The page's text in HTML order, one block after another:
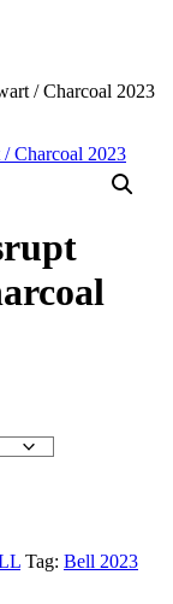
/ Charcoal 2023
Tag: Bell 2023